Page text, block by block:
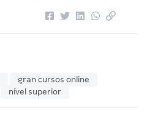
gran cursos online
nível superior